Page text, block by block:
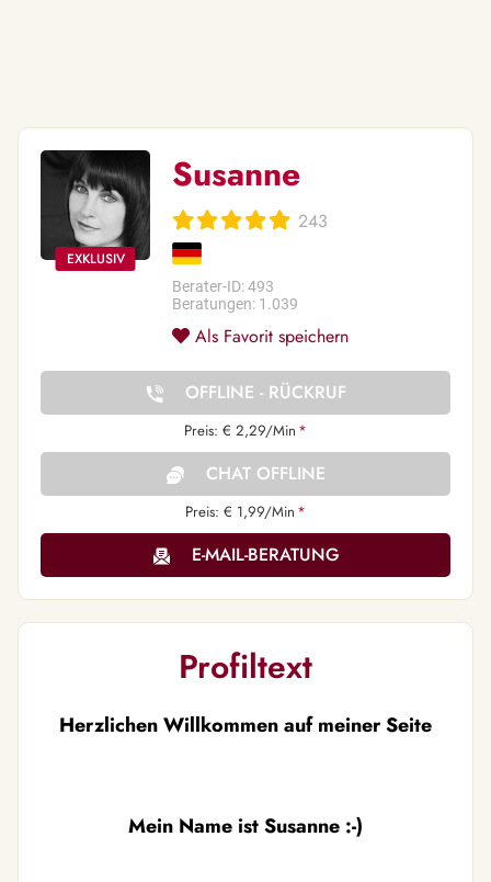
Susanne
243
Berater-ID: 493
Beratungen: 1.039
Als Favorit speichern
OFFLINE - RÜCKRUF
Preis: € 2,29/Min *
CHAT OFFLINE
Preis: € 1,99/Min *
E-MAIL-BERATUNG
Profiltext
Herzlichen Willkommen auf meiner Seite
Mein Name ist Susanne :-)